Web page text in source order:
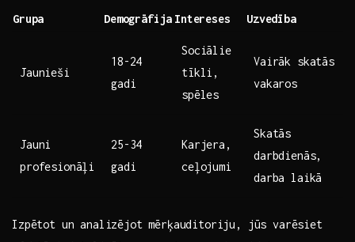
Grupa Demogrāfija Intereses Uzvedība
Jaunieši
18-24
gadi
Sociālie
tīkli,
spēles
Vairāk skatās
vakaros
Jauni
profesionāļi
25-34
gadi
Karjera,⁢
ceļojumi
Skatās
darbdienās,
darba laikā
Izpētot un analizējot⁢ mērķauditoriju, jūs varēsiet